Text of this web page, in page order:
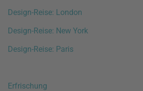
Design-Reise: London
Design-Reise: New York
Design-Reise: Paris
Erfrischung